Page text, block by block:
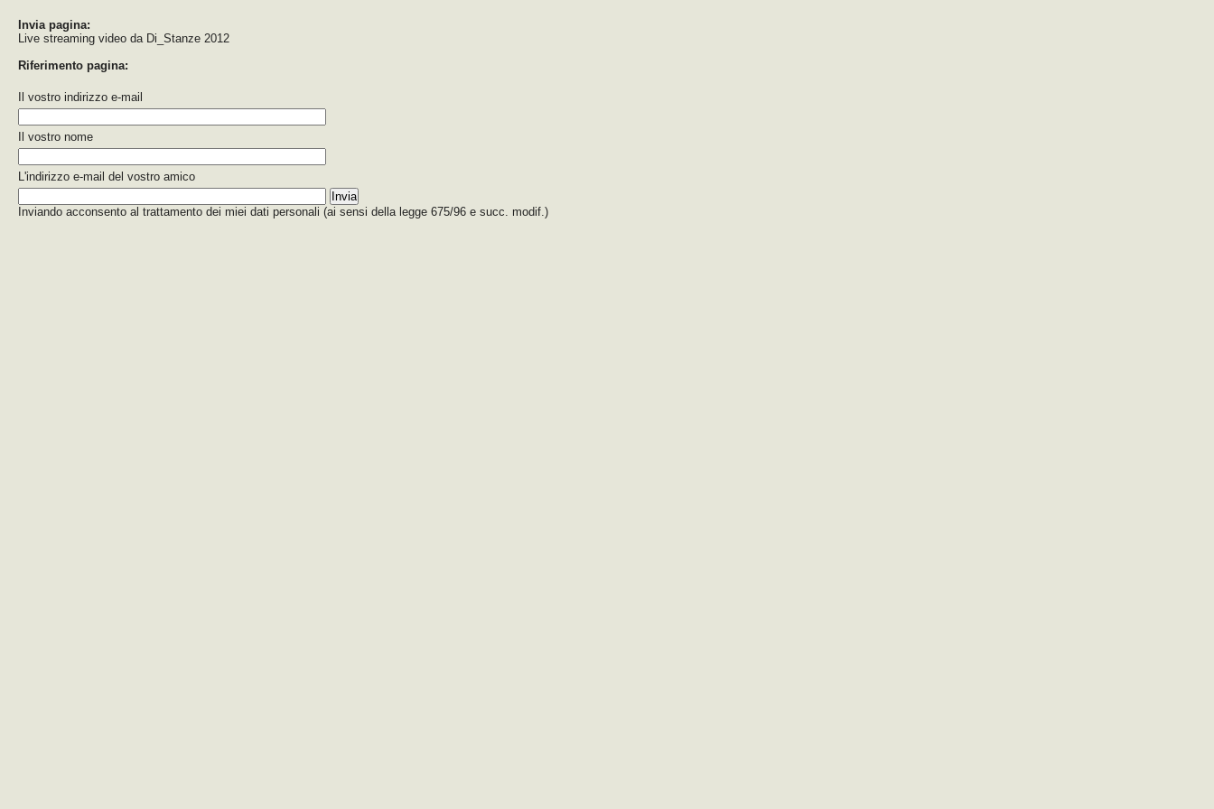
Invia pagina:
Live streaming video da Di_Stanze 2012
Riferimento pagina:
Il vostro indirizzo e-mail
Il vostro nome
L'indirizzo e-mail del vostro amico
Inviando acconsento al trattamento dei miei dati personali (ai sensi della legge 675/96 e succ. modif.)